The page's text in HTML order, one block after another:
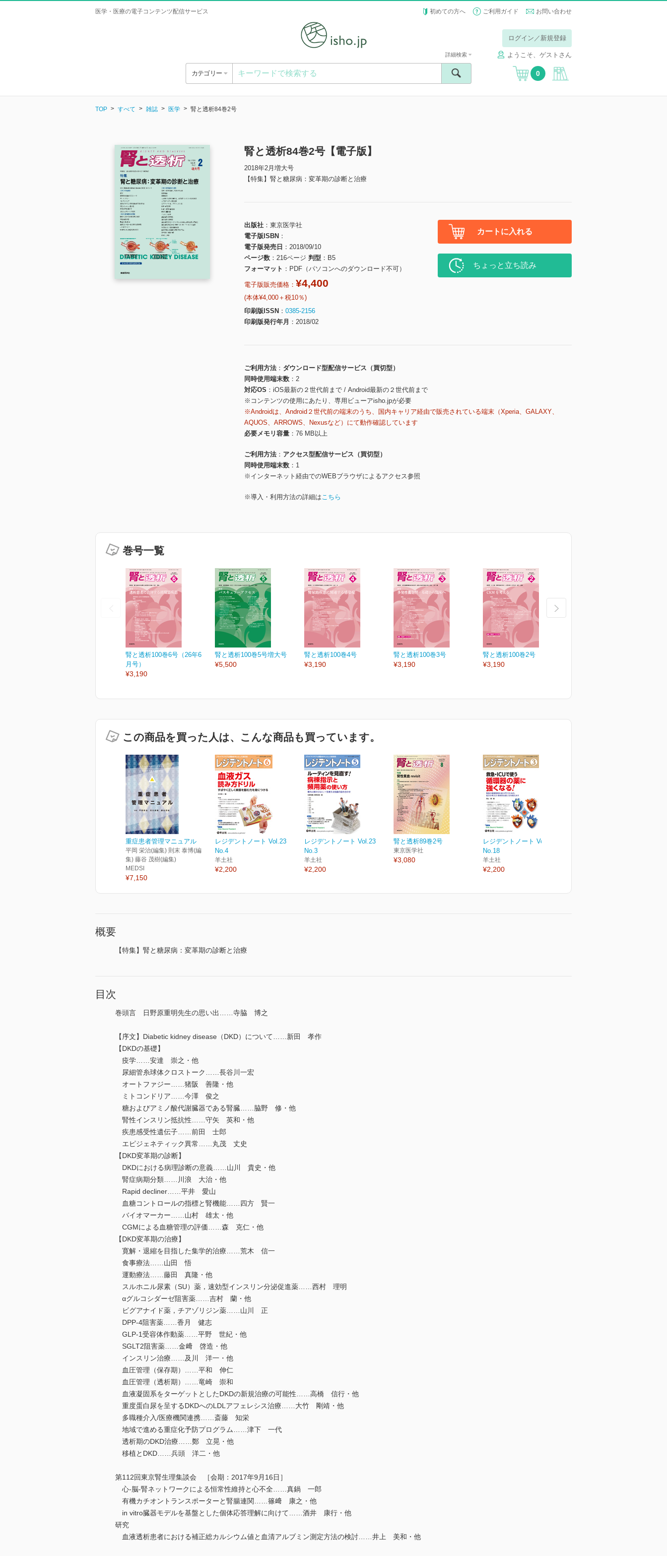
医学・医療の電子コンテンツ配信サービス 初めての方へ ご利用ガイド お問い合わせ
ログイン／新規登録
ようこそ、ゲストさん
カテゴリー
詳細検索
0
TOP すべて 雑誌 医学 腎と透析84巻2号
腎と透析84巻2号【電子版】
2018年2月増大号
【特集】腎と糖尿病：変革期の診断と治療
出版社
東京医学社
電子版ISBN
電子版発売日
2018/09/10
ページ数
216ページ 判型
B5
フォーマット
PDF（パソコンへのダウンロード不可）
電子版販売価格： ¥4,400
(本体¥4,000＋税10％)
印刷版ISSN
0385-2156
印刷版発行年月
2018/02
カートに入れる
ちょっと立ち読み
ご利用方法
ダウンロード型配信サービス（買切型）
同時使用端末数
2
対応OS
iOS最新の２世代前まで / Android最新の２世代前まで
※コンテンツの使用にあたり、専用ビューアisho.jpが必要
※Androidは、Android２世代前の端末のうち、国内キャリア経由で販売されている端末（Xperia、GALAXY、
AQUOS、ARROWS、Nexusなど）にて動作確認しています
必要メモリ容量
76 MB以上
ご利用方法
アクセス型配信サービス（買切型）
同時使用端末数
1
※インターネット経由でのWEBブラウザによるアクセス参照
※導入・利用方法の詳細はこちら
巻号一覧
腎と透析100巻6号（26年6
月号）
¥3,190
腎と透析100巻5号増大号
¥5,500
腎と透析100巻4号
¥3,190
腎と透析100巻3号
¥3,190
腎と透析100巻2号
¥3,190
この商品を買った人は、こんな商品も買っています。
重症患者管理マニュアル
平岡 栄治(編集) 則末 泰博(編
集) 藤谷 茂樹(編集)
MEDSI
¥7,150
レジデントノート Vol.23
No.4
羊土社
¥2,200
レジデントノート Vol.23
No.3
羊土社
¥2,200
腎と透析89巻2号
東京医学社
¥3,080
レジデントノート Vol.22
No.18
羊土社
¥2,200
概要
【特集】腎と糖尿病：変革期の診断と治療
目次
巻頭言 日野原重明先生の思い出……寺脇 博之
【序文】Diabetic kidney disease（DKD）について……新田 孝作
【DKDの基礎】
疫学……安達 崇之・他
尿細管糸球体クロストーク……長谷川一宏
オートファジー……猪阪 善隆・他
ミトコンドリア……今澤 俊之
糖およびアミノ酸代謝臓器である腎臓……脇野 修・他
腎性インスリン抵抗性……守矢 英和・他
疾患感受性遺伝子……前田 士郎
エピジェネティック異常……丸茂 丈史
【DKD変革期の診断】
DKDにおける病理診断の意義……山川 貴史・他
腎症病期分類……川浪 大治・他
Rapid decliner……平井 愛山
血糖コントロールの指標と腎機能……四方 賢一
バイオマーカー……山村 雄太・他
CGMによる血糖管理の評価……森 克仁・他
【DKD変革期の治療】
寛解・退縮を目指した集学的治療……荒木 信一
食事療法……山田 悟
運動療法……藤田 真隆・他
スルホニル尿素（SU）薬，速効型インスリン分泌促進薬……西村 理明
αグルコシダーゼ阻害薬……吉村 蘭・他
ビグアナイド薬，チアゾリジン薬……山川 正
DPP-4阻害薬……香月 健志
GLP-1受容体作動薬……平野 世紀・他
SGLT2阻害薬……金﨑 啓造・他
インスリン治療……及川 洋一・他
血圧管理（保存期）……平和 伸仁
血圧管理（透析期）……竜崎 崇和
血液凝固系をターゲットとしたDKDの新規治療の可能性……高橋 信行・他
重度蛋白尿を呈するDKDへのLDLアフェレシス治療……大竹 剛靖・他
多職種介入/医療機関連携……斎藤 知栄
地域で進める重症化予防プログラム……津下 一代
透析期のDKD治療……鄭 立晃・他
移植とDKD……兵頭 洋二・他
第112回東京腎生理集談会 ［会期：2017年9月16日］
心-脳-腎ネットワークによる恒常性維持と心不全……真鍋 一郎
有機カチオントランスポーターと腎腸連関……篠﨑 康之・他
in vitro臓器モデルを基盤とした個体応答理解に向けて……酒井 康行・他
研究
血液透析患者における補正総カルシウム値と血清アルブミン測定方法の検討……井上 美和・他